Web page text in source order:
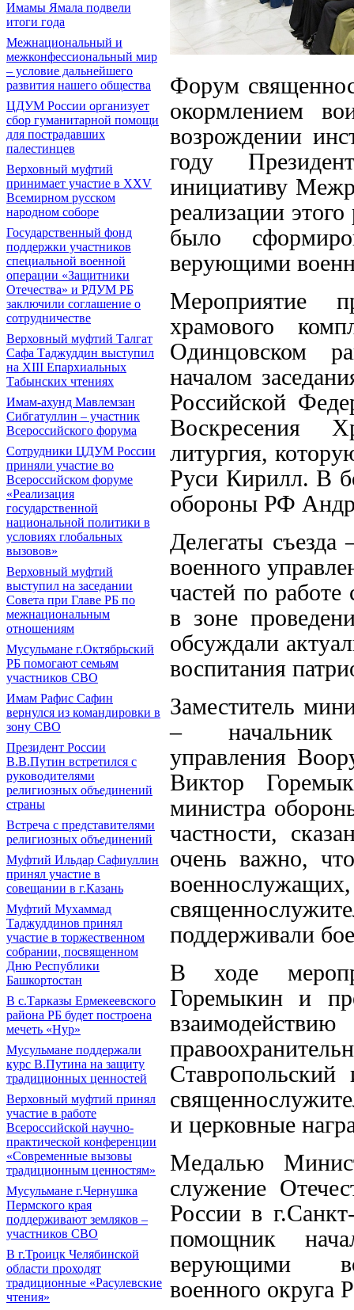
Имамы Ямала подвели
итоги года
Межнациональный и
межконфессиональный мир
– условие дальнейшего
развития нашего общества
ЦДУМ России организует
сбор гуманитарной помощи
для пострадавших
палестинцев
Верховный муфтий
принимает участие в XXV
Всемирном русском
народном соборе
Государственный фонд
поддержки участников
специальной военной
операции «Защитники
Отечества» и РДУМ РБ
заключили соглашение о
сотрудничестве
Верховный муфтий Талгат
Сафа Таджуддин выступил
на ХIII Епархиальных
Табынских чтениях
Имам-ахунд Мавлемзан
Сибгатуллин – участник
Всероссийского форума
Сотрудники ЦДУМ России
приняли участие во
Всероссийском форуме
«Реализация
государственной
национальной политики в
условиях глобальных
вызовов»
Верховный муфтий
выступил на заседании
Совета при Главе РБ по
межнациональным
отношениям
Мусульмане г.Октябрьский
РБ помогают семьям
участников СВО
Имам Рафис Сафин
вернулся из командировки в
зону СВО
Президент России
В.В.Путин встретился с
руководителями
религиозных объединений
страны
Встреча с представителями
религиозных объединений
Муфтий Ильдар Сафиуллин
принял участие в
совещании в г.Казань
Муфтий Мухаммад
Таджуддинов принял
участие в торжественном
собрании, посвященном
Дню Республики
Башкортостан
В с.Тарказы Ермекеевского
района РБ будет построена
мечеть «Нур»
Мусульмане поддержали
курс В.Путина на защиту
традиционных ценностей
Верховный муфтий принял
участие в работе
Всероссийской научно-
практической конференции
«Современные вызовы
традиционным ценностям»
Мусульмане г.Чернушка
Пермского края
поддерживают земляков –
участников СВО
В г.Троицк Челябинской
области проходят
традиционные «Расулевские
чтения»
Форум
окормлением
возрождении
году
инициативу
реализации
было
верующими
Мероприятие
храмового
Одинцовском
началом
Российской
Воскресения
литургия,
Руси Кирилл. В
обороны РФ
Делегаты съезда
военного
частей по
в зоне
обсуждали
воспитания
Заместитель
– начальник
управления
Виктор
министра
частности,
очень важно,
поддерживали
В ходе
Горемыкин и
и церковные
Медалью
служение
России в
помощник
верующими
военного округа